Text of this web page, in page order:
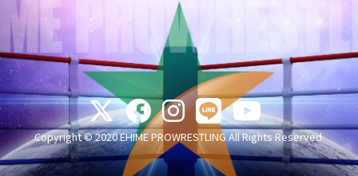
Copyright © 2020 EHIME PROWRESTLING All Rights Reserved.